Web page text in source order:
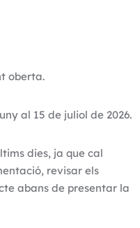
oberta.
al 15 de juliol de 2026.
dies, ja que cal
revisar els
abans de presentar la